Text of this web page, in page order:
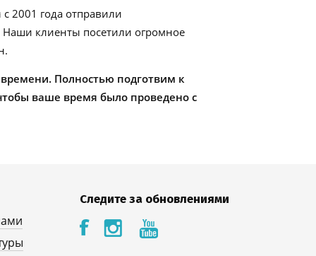
2001 года отправили
клиенты посетили огромное
Полностью подготвим к
ваше время было проведено с
Следите за обновлениями